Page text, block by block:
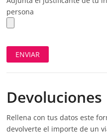
persona
Devoluciones
Rellena con tus datos este
devolverte el importe de un